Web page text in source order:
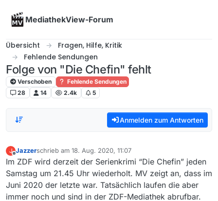
MediathekView-Forum
Übersicht
Fragen, Hilfe, Kritik
Fehlende Sendungen
Folge von "Die Chefin" fehlt
Verschoben
Fehlende Sendungen
28
14 2.4k 5
Anmelden zum Antworten
J
Offline
Jazzerschrieb am 18. Aug. 2020, 11:07
zuletzt editiert von
Im ZDF wird derzeit der Serienkrimi “Die Chefin” jeden
Samstag um 21.45 Uhr wiederholt. MV zeigt an, dass im
Juni 2020 der letzte war. Tatsächlich laufen die aber
immer noch und sind in der ZDF-Mediathek abrufbar.